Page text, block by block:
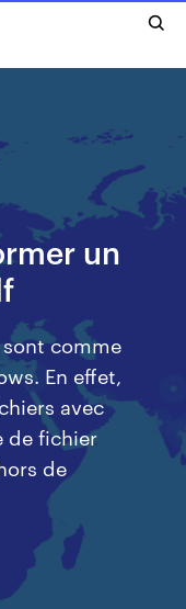
un
sont comme
En effet,
avec
de fichier
de